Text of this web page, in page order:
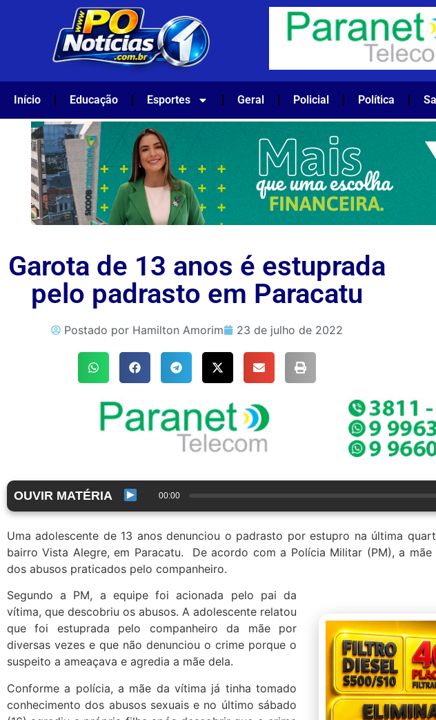
Início Educação Esportes Geral Policial Política
Garota de 13 anos é estuprada
pelo padrasto em Paracatu
Postado por Hamilton Amorim 23 de julho de 2022
OUVIR MATÉRIA 00:00
Uma adolescente de 13 anos denunciou o padrasto por estupro na última
bairro Vista Alegre, em Paracatu. De acordo com a Polícia Militar (PM), a mãe
dos abusos praticados pelo companheiro.
Segundo a PM, a equipe foi acionada pelo pai da
vítima, que descobriu os abusos. A adolescente relatou
que foi estuprada pelo companheiro da mãe por
diversas vezes e que não denunciou o crime porque o
suspeito a ameaçava e agredia a mãe dela.
Conforme a polícia, a mãe da vítima já tinha tomado
conhecimento dos abusos sexuais e no último sábado